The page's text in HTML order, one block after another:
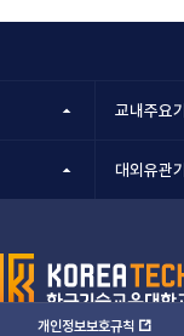
교내주요
대외유관
개인정보보호규칙